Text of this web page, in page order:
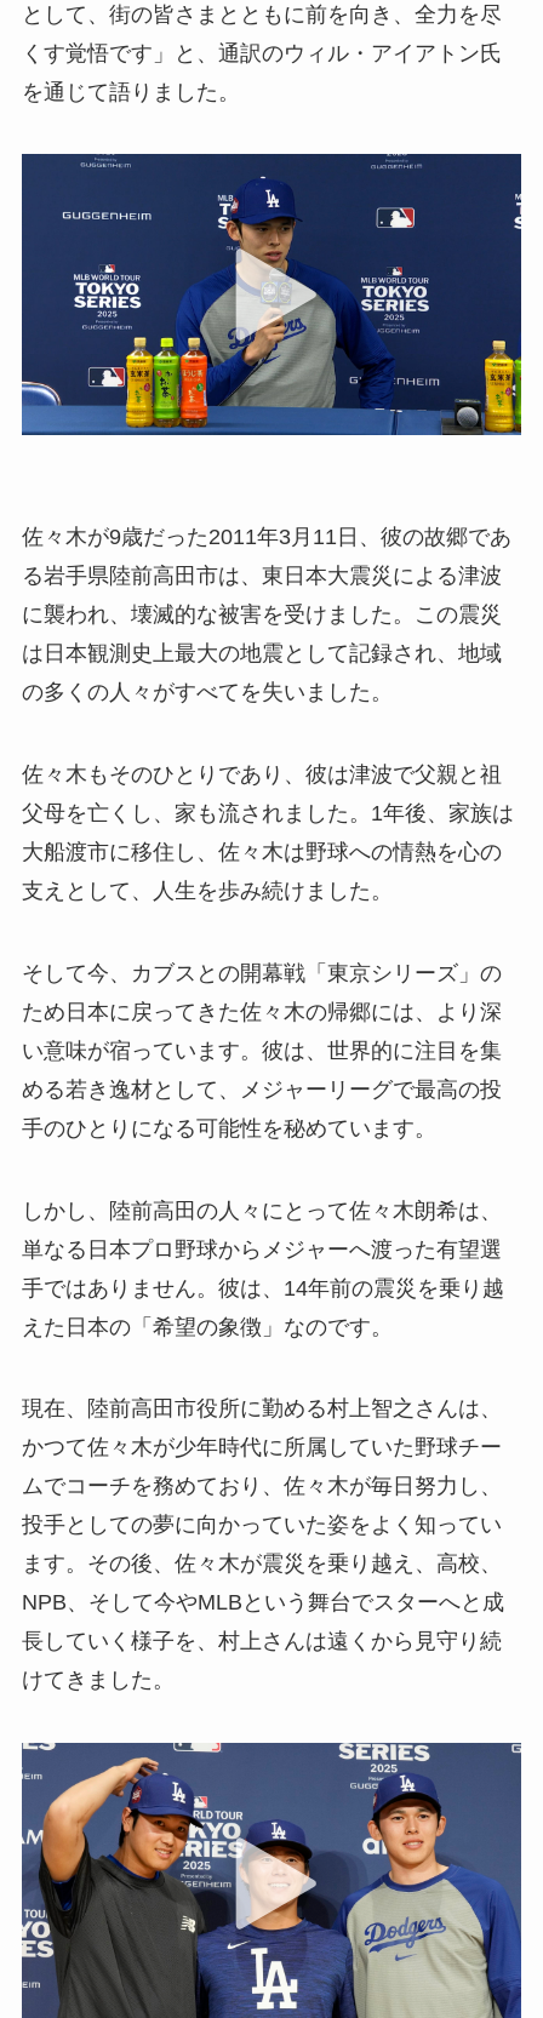
として、街の皆さまとともに前を向き、全力を尽
くす覚悟です」と、通訳のウィル・アイアトン氏
を通じて語りました。
佐々木が9歳だった2011年3月11日、彼の故郷であ
る岩手県陸前高田市は、東日本大震災による津波
に襲われ、壊滅的な被害を受けました。この震災
は日本観測史上最大の地震として記録され、地域
の多くの人々がすべてを失いました。
佐々木もそのひとりであり、彼は津波で父親と祖
父母を亡くし、家も流されました。1年後、家族は
大船渡市に移住し、佐々木は野球への情熱を心の
支えとして、人生を歩み続けました。
そして今、カブスとの開幕戦「東京シリーズ」の
ため日本に戻ってきた佐々木の帰郷には、より深
い意味が宿っています。彼は、世界的に注目を集
める若き逸材として、メジャーリーグで最高の投
手のひとりになる可能性を秘めています。
しかし、陸前高田の人々にとって佐々木朗希は、
単なる日本プロ野球からメジャーへ渡った有望選
手ではありません。彼は、14年前の震災を乗り越
えた日本の「希望の象徴」なのです。
現在、陸前高田市役所に勤める村上智之さんは、
かつて佐々木が少年時代に所属していた野球チー
ムでコーチを務めており、佐々木が毎日努力し、
投手としての夢に向かっていた姿をよく知ってい
ます。その後、佐々木が震災を乗り越え、高校、
NPB、そして今やMLBという舞台でスターへと成
長していく様子を、村上さんは遠くから見守り続
けてきました。